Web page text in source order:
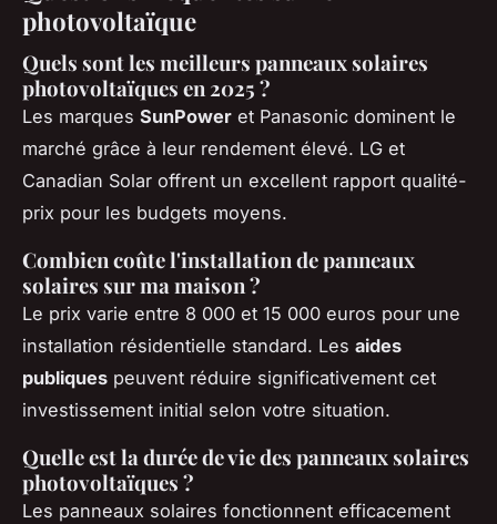
photovoltaïque
Quels sont les meilleurs panneaux solaires
photovoltaïques en 2025 ?
Les marques SunPower et Panasonic dominent le
marché grâce à leur rendement élevé. LG et
Canadian Solar offrent un excellent rapport qualité-
prix pour les budgets moyens.
Combien coûte l'installation de panneaux
solaires sur ma maison ?
Le prix varie entre 8 000 et 15 000 euros pour une
installation résidentielle standard. Les aides
publiques peuvent réduire significativement cet
investissement initial selon votre situation.
Quelle est la durée de vie des panneaux solaires
photovoltaïques ?
Les panneaux solaires fonctionnent efficacement